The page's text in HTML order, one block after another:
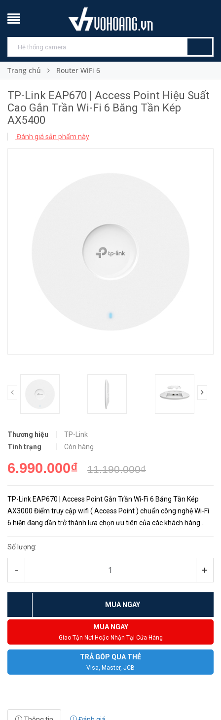
Trang chủ Router WiFi 6
TP-Link EAP670 | Access Point Hiệu Suất
Cao Gắn Trần Wi-Fi 6 Băng Tần Kép
AX5400
Đánh giá sản phẩm này
prev
Thương hiệu
TP-Link
Tình trạng
Còn hàng
6.990.000₫ 11.190.000₫
TP-Link EAP670 | Access Point Gắn Trần Wi-Fi 6 Băng Tần Kép
AX3000 Điểm truy cập wifi ( Access Point ) chuẩn công nghệ Wi-Fi
6 hiện đang dần trở thành lựa chọn ưu tiên của các khách hàng
Số lượng:
- +
MUA NGAY
MUA NGAY
Giao Tận Nơi Hoặc Nhận Tại Cửa Hàng
TRẢ GÓP QUA THẺ
Visa, Master, JCB